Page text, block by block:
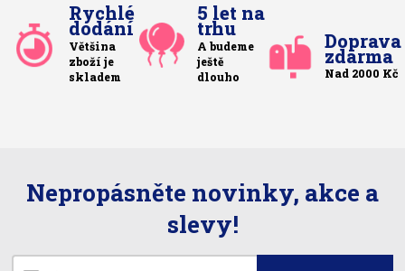
Rychlé
dodání
Většina
zboží je
skladem
5 let na
trhu
A budeme
ještě
dlouho
Doprava
zdarma
Nad 2000 Kč
Nepropásněte novinky, akce a
slevy!